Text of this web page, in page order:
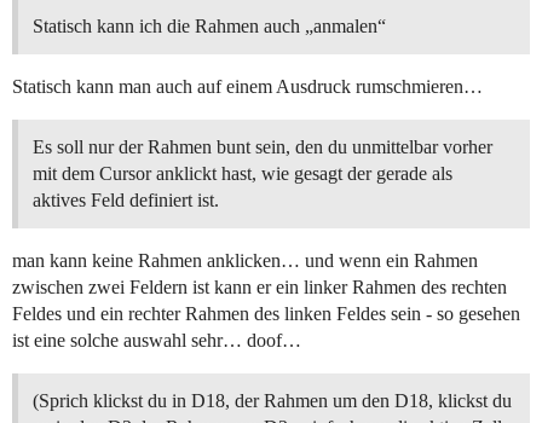
Statisch kann ich die Rahmen auch „anmalen“
Statisch kann man auch auf einem Ausdruck rumschmieren…
Es soll nur der Rahmen bunt sein, den du unmittelbar vorher
mit dem Cursor anklickt hast, wie gesagt der gerade als
aktives Feld definiert ist.
man kann keine Rahmen anklicken… und wenn ein Rahmen
zwischen zwei Feldern ist kann er ein linker Rahmen des rechten
Feldes und ein rechter Rahmen des linken Feldes sein - so gesehen
ist eine solche auswahl sehr… doof…
(Sprich klickst du in D18, der Rahmen um den D18, klickst du